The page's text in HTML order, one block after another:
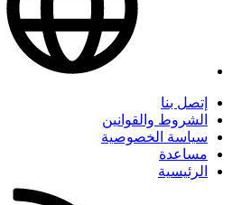
إتصل بنا
الشروط والقوانين
سياسة الخصوصية
مساعدة
الرئيسية